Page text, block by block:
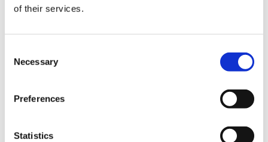
of their services.
Selection
Necessary
Preferences
Statistics
お届け開始日：
大逆転裁判 ～拾周年万華ノ宴～ ダイカットステッカーセッ
1,320円 (税込)